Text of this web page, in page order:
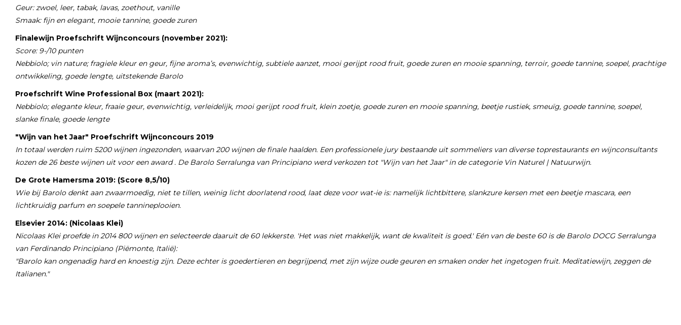
Geur: zwoel, leer, tabak, lavas, zoethout, vanille
Smaak: fijn en elegant, mooie tannine, goede zuren
Finalewijn Proefschrift Wijnconcours (november 2021):
Score: 9-/10 punten
Nebbiolo; vin nature; fragiele kleur en geur, fijne aroma’s, evenwichtig, subtiele aanzet, mooi gerijpt rood fruit, goede zuren en mooie spanning, terroir, goede tannine, soepel, prachtige
ontwikkeling, goede lengte, uitstekende Barolo
Proefschrift Wine Professional Box (maart 2021):
Nebbiolo; elegante kleur, fraaie geur, evenwichtig, verleidelijk, mooi gerijpt rood fruit, klein zoetje, goede zuren en mooie spanning, beetje rustiek, smeuïg, goede tannine, soepel,
slanke finale, goede lengte
"Wijn van het Jaar" Proefschrift Wijnconcours 2019
In totaal werden ruim 5200 wijnen ingezonden, waarvan 200 wijnen de finale haalden. Een professionele jury bestaande uit sommeliers van diverse toprestaurants en wijnconsultants
kozen de 26 beste wijnen uit voor een award . De Barolo Serralunga van Principiano werd verkozen tot "Wijn van het Jaar" in de categorie Vin Naturel | Natuurwijn.
De Grote Hamersma 2019: (Score 8,5/10)
Wie bij Barolo denkt aan zwaarmoedig, niet te tillen, weinig licht doorlatend rood, laat deze voor wat-ie is: namelijk lichtbittere, slankzure kersen met een beetje mascara, een
lichtkruidig parfum en soepele tannineplooien.
Elsevier 2014: (Nicolaas Klei)
Nicolaas Klei proefde in 2014 800 wijnen en selecteerde daaruit de 60 lekkerste. 'Het was niet makkelijk, want de kwaliteit is goed.' Eén van de beste 60 is de Barolo DOCG Serralunga
van Ferdinando Principiano (Piëmonte, Italië):
"Barolo kan ongenadig hard en knoestig zijn. Deze echter is goedertieren en begrijpend, met zijn wijze oude geuren en smaken onder het ingetogen fruit. Meditatiewijn, zeggen de
Italianen."